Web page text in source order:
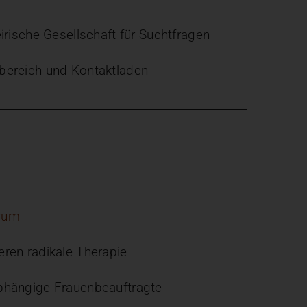
Gesellschaft für Suchtfragen
und Kontaktladen
radikale Therapie
Frauenbeauftragte